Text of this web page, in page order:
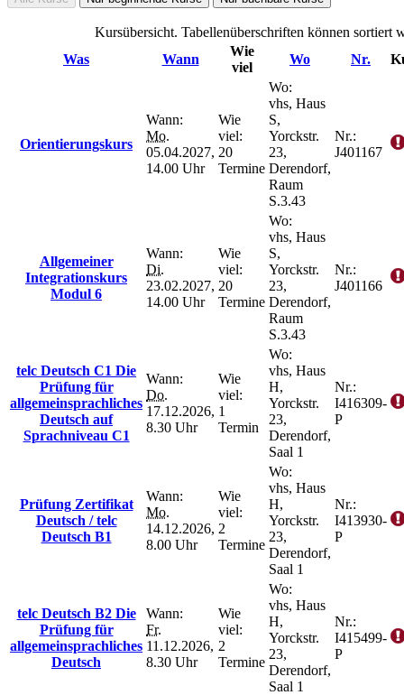
Kursübersicht. Tabellenüberschriften können sortiert
Was
Wann
Wie
viel
Wo Nr.
Orientierungskurs
Wann:
Mo.
05.04.2027,
14.00 Uhr
Wie
viel:
20
Termine
Wo:
vhs, Haus
S,
Yorckstr.
23,
Derendorf,
Raum
S.3.43
Nr.:
J401167
Allgemeiner
Integrationskurs
Modul 6
Wann:
Di.
23.02.2027,
14.00 Uhr
Wie
viel:
20
Termine
Wo:
vhs, Haus
S,
Yorckstr.
23,
Derendorf,
Raum
S.3.43
Nr.:
J401166
telc Deutsch C1 Die
Prüfung für
allgemeinsprachliches
Deutsch auf
Sprachniveau C1
Wann:
Do.
17.12.2026,
8.30 Uhr
Wie
viel:
1
Termin
Wo:
vhs, Haus
H,
Yorckstr.
23,
Derendorf,
Saal 1
Nr.:
I416309-
P
Prüfung Zertifikat
Deutsch / telc
Deutsch B1
Wann:
Mo.
14.12.2026,
8.00 Uhr
Wie
viel:
2
Termine
Wo:
vhs, Haus
H,
Yorckstr.
23,
Derendorf,
Saal 1
Nr.:
I413930-
P
telc Deutsch B2 Die
Prüfung für
allgemeinsprachliches
Deutsch
Wann:
Fr.
11.12.2026,
8.30 Uhr
Wie
viel:
2
Termine
Wo:
vhs, Haus
H,
Yorckstr.
23,
Derendorf,
Saal 1
Nr.:
I415499-
P